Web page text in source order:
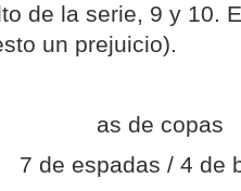
de la serie, 9 y 10.
un prejuicio).
as de copas
7 de espadas / 4 de